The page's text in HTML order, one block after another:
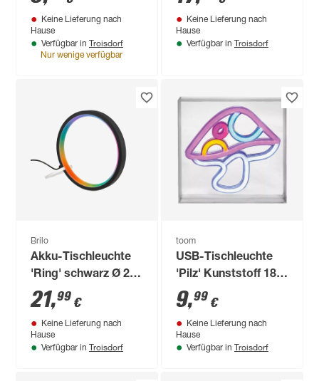
Keine Lieferung nach
Hause
Verfügbar in Troisdorf
Nur wenige verfügbar
Keine Lieferung nach
Hause
Verfügbar in Troisdorf
Brilo
Akku-Tischleuchte
'Ring' schwarz Ø 20
x 21 cm
21,99 €
Keine Lieferung nach
Hause
Verfügbar in Troisdorf
toom
USB-Tischleuchte
'Pilz' Kunststoff 18 x
18 cm
9,99 €
Keine Lieferung nach
Hause
Verfügbar in Troisdorf